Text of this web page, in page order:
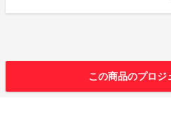
この商品のプロジ